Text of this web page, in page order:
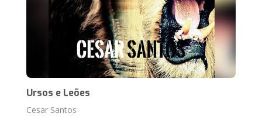
Ursos e Leões
Cesar Santos